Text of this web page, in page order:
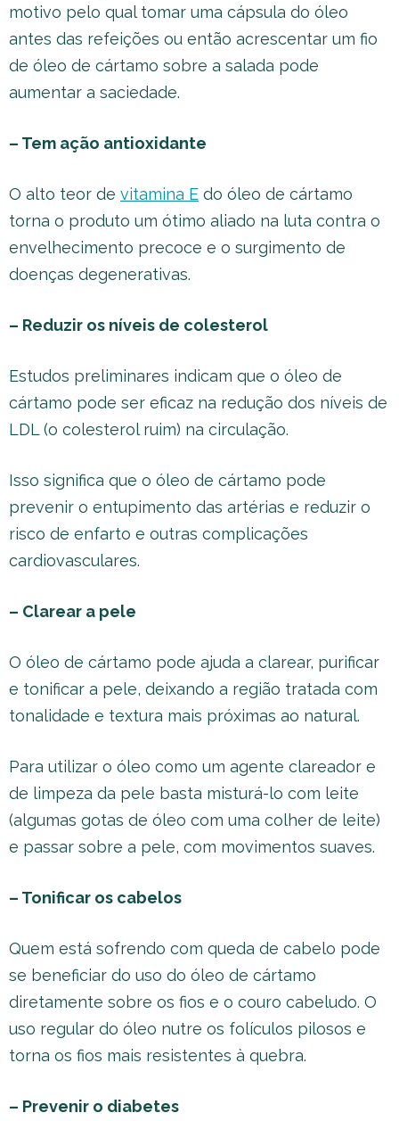
motivo pelo qual tomar uma cápsula do óleo
antes das refeições ou então acrescentar um fio
de óleo de cártamo sobre a salada pode
aumentar a saciedade.
– Tem ação antioxidante
O alto teor de vitamina E do óleo de cártamo
torna o produto um ótimo aliado na luta contra o
envelhecimento precoce e o surgimento de
doenças degenerativas.
– Reduzir os níveis de colesterol
Estudos preliminares indicam que o óleo de
cártamo pode ser eficaz na redução dos níveis de
LDL (o colesterol ruim) na circulação.
Isso significa que o óleo de cártamo pode
prevenir o entupimento das artérias e reduzir o
risco de enfarto e outras complicações
cardiovasculares.
– Clarear a pele
O óleo de cártamo pode ajuda a clarear, purificar
e tonificar a pele, deixando a região tratada com
tonalidade e textura mais próximas ao natural.
Para utilizar o óleo como um agente clareador e
de limpeza da pele basta misturá-lo com leite
(algumas gotas de óleo com uma colher de leite)
e passar sobre a pele, com movimentos suaves.
– Tonificar os cabelos
Quem está sofrendo com queda de cabelo pode
se beneficiar do uso do óleo de cártamo
diretamente sobre os fios e o couro cabeludo. O
uso regular do óleo nutre os folículos pilosos e
torna os fios mais resistentes à quebra.
– Prevenir o diabetes